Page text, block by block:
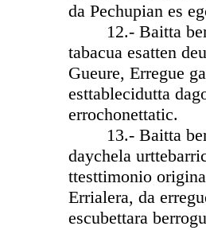
da Pechupian es
12.- Baitta bere
tabacua esatten
Gueure, Erregue
esttablecidutta
errochonettatic.
13.- Baitta bere
daychela
ttesttimonio
Errialera, da
escubettara